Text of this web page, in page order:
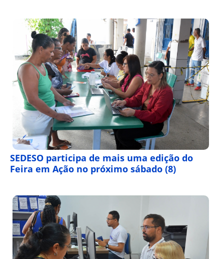
SEDESO participa de mais uma edição do
Feira em Ação no próximo sábado (8)